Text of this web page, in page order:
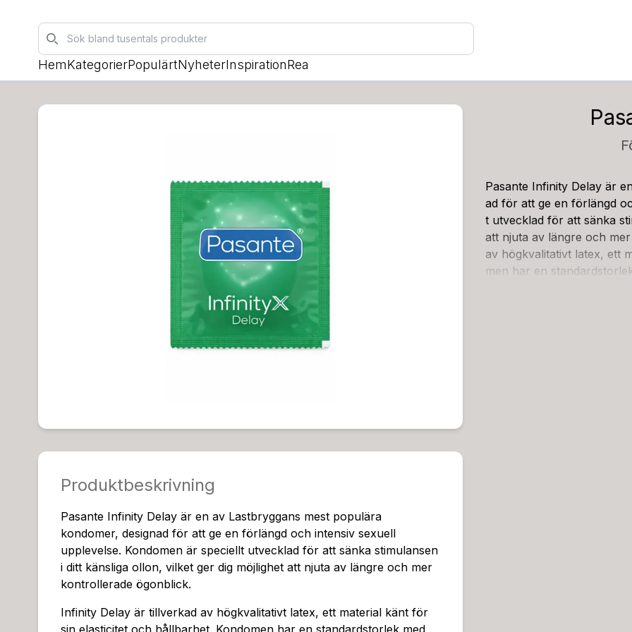
Sök
HemKategorierPopulärtNyheterInspirationRea
Pasante Infinity Delay är
ad för att ge en förlängd
t utvecklad för att sänka
att njuta av längre och
av högkvalitativt latex, ett
men har en
tala längden är 180
utsidan av kondomen
kväm känsla utan att
ängd och intensiv sexuell
ör dig som ibland
Produktbeskrivning
Pasante Infinity Delay är en av Lastbryggans mest populära
kondomer, designad för att ge en förlängd och intensiv sexuell
upplevelse. Kondomen är speciellt utvecklad för att sänka stimulansen
i ditt känsliga ollon, vilket ger dig möjlighet att njuta av längre och mer
kontrollerade ögonblick.
Infinity Delay är tillverkad av högkvalitativt latex, ett material känt för
sin elasticitet och hållbarhet. Kondomen har en standardstorlek med